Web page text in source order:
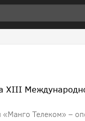
XIII
Телеком» –